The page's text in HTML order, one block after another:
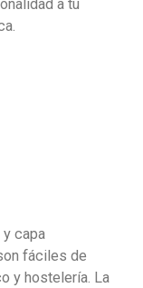
a tu
capa
fáciles de
y hostelería. La